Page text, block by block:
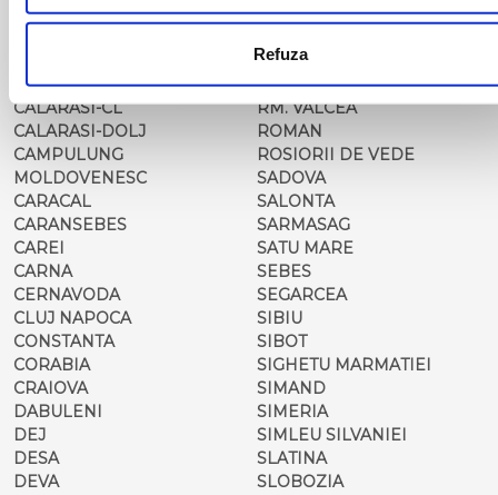
Refuza
BRASOV
CALAFAT
CALARASI-CL
CALARASI-DOLJ
CAMPULUNG
MOLDOVENESC
CARACAL
CARANSEBES
CAREI
CARNA
CERNAVODA
CLUJ NAPOCA
CONSTANTA
CORABIA
CRAIOVA
DABULENI
DEJ
DESA
DEVA
RADOVAN
REGHIN
RESITA
RM. VALCEA
ROMAN
ROSIORII DE VEDE
SADOVA
SALONTA
SARMASAG
SATU MARE
SEBES
SEGARCEA
SIBIU
SIBOT
SIGHETU MARMATIEI
SIMAND
SIMERIA
SIMLEU SILVANIEI
SLATINA
SLOBOZIA